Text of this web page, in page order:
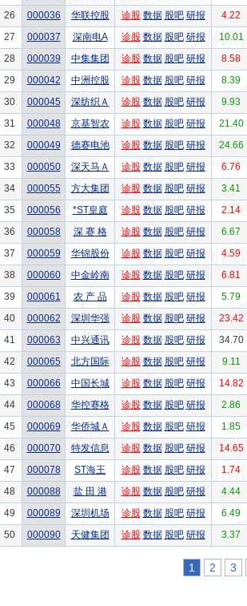
26
000036 华联控股 诊股 数据 股吧 研报
4.22
27
000037 深南电A 诊股 数据 股吧 研报
10.01
28
000039 中集集团 诊股 数据 股吧 研报
8.58
29
000042 中洲控股 诊股 数据 股吧 研报
8.39
30
000045 深纺织Ａ 诊股 数据 股吧 研报
9.93
31
000048 京基智农 诊股 数据 股吧 研报
21.40
32
000049 德赛电池 诊股 数据 股吧 研报
24.66
33
000050 深天马Ａ 诊股 数据 股吧 研报
6.76
34
000055 方大集团 诊股 数据 股吧 研报
3.41
35
000056 *ST皇庭 诊股 数据 股吧 研报
2.14
36
000058 深 赛 格 诊股 数据 股吧 研报
6.67
37
000059 华锦股份 诊股 数据 股吧 研报
4.59
38
000060 中金岭南 诊股 数据 股吧 研报
6.81
39
000061 农 产 品 诊股 数据 股吧 研报
5.79
40
000062 深圳华强 诊股 数据 股吧 研报
23.42
41
000063 中兴通讯 诊股 数据 股吧 研报
34.70
42
000065 北方国际 诊股 数据 股吧 研报
9.11
43
000066 中国长城 诊股 数据 股吧 研报
14.82
44
000068 华控赛格 诊股 数据 股吧 研报
2.86
45
000069 华侨城Ａ 诊股 数据 股吧 研报
1.85
46
000070 特发信息 诊股 数据 股吧 研报
14.65
47
000078 ST海王 诊股 数据 股吧 研报
1.74
48
000088 盐 田 港 诊股 数据 股吧 研报
4.44
49
000089 深圳机场 诊股 数据 股吧 研报
6.49
50
000090 天健集团 诊股 数据 股吧 研报 3.37
1 2 3